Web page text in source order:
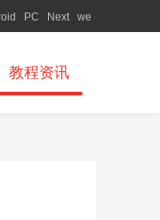
PC Next we
教程资讯